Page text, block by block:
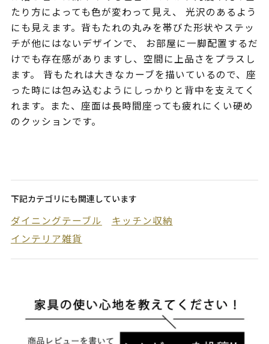
たり方によっても色が変わって見え、 光沢のあるよう
にも見えます。背もたれの丸みを帯びた形状やステッ
チが他にはないデザインで、 お部屋に一脚配置するだ
けでも存在感がありますし、空間に上品さをプラスし
ます。 背もたれは大きなカーブを描いているので、座
った時には包み込むようにしっかりと背中を支えてく
れます。また、座面は長時間座っても疲れにくい硬め
のクッションです。
下記カテゴリにも関連しています
ダイニングテーブル
キッチン収納
インテリア雑貨